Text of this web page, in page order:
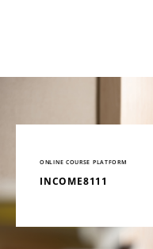
ONLINE COURSE PLATFORM
INCOME8111